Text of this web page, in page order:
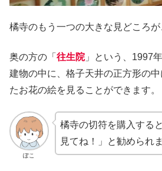
橘寺のもう一つの大きな見どころが
奥の方の「 往生院」という、1997
建物の中に、格子天井の正方形の
たお花の絵を見ることができます。
ぽこ
橘寺の切符を購入する
見てね！」と勧められ